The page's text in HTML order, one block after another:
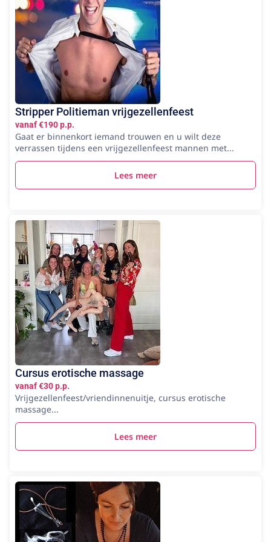
Stripper Politieman vrijgezellenfeest
vanaf €190 p.p.
Gaat er binnenkort iemand trouwen en u wilt deze
verrassen tijdens een vrijgezellenfeest mannen met...
Lees meer
Cursus erotische massage
vanaf €30 p.p.
Vrijgezellenfeest/vriendinnenuitje, cursus erotische
massage...
Lees meer